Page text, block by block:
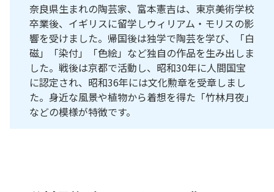
奈良県生まれの陶芸家、富本憲吉は、東京美術学校
卒業後、イギリスに留学しウィリアム・モリスの影
響を受けました。帰国後は独学で陶芸を学び、「白
磁」「染付」「色絵」など独自の作品を生み出しま
した。戦後は京都で活動し、昭和30年に人間国宝
に認定され、昭和36年には文化勲章を受章しまし
た。身近な風景や植物から着想を得た「竹林月夜」
などの模様が特徴です。